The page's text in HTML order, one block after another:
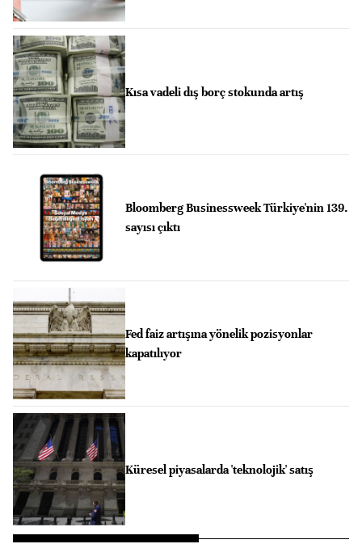
Kısa vadeli dış borç stokunda artış
Bloomberg Businessweek Türkiye'nin 139.
sayısı çıktı
Fed faiz artışına yönelik pozisyonlar
kapatılıyor
Küresel piyasalarda 'teknolojik' satış